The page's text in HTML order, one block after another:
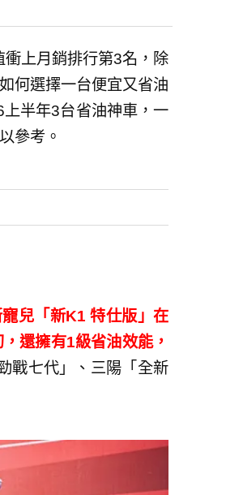
上月銷排行第3名，除
何選擇一台便宜又省油
半年3台省油神車，一
參考。
兒「新K1 特仕版」在
還擁有1級省油效能，
戰七代」、三陽「全新